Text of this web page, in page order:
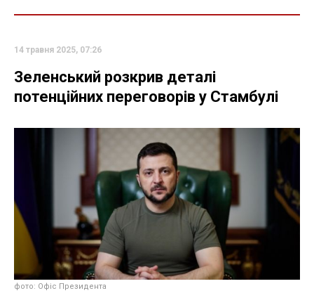
14 травня 2025, 07:26
Зеленський розкрив деталі
потенційних переговорів у Стамбулі
фото: Офіс Президента